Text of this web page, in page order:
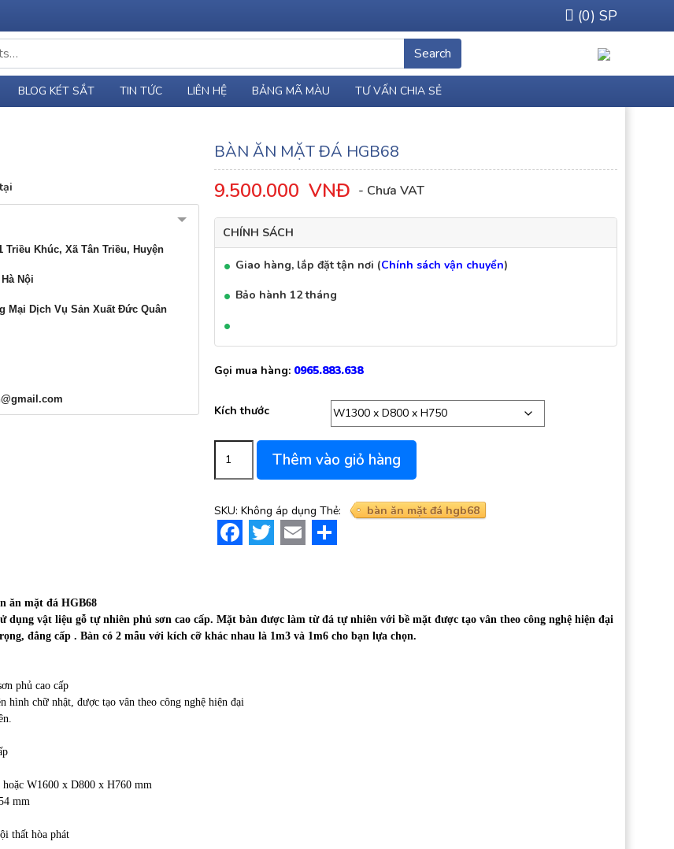
(0) SP
Search
BLOG KÉT SẮT TIN TỨC LIÊN HỆ BẢNG MÃ MÀU TƯ VẤN CHIA SẺ
BÀN ĂN MẶT ĐÁ HGB68
9.500.000 VNĐ
CHÍNH SÁCH
Giao hàng, lắp đặt tận nơi (Chính sách vận chuyển)
Bảo hành 12 tháng
Gọi mua hàng: 0965.883.638
Kích thước
Bàn ăn mặt đá HGB68 quantity
Thêm vào giỏ hàng
SKU: Không áp dụng Thẻ: bàn ăn mặt đá hgb68
Triều Khúc, Xã Tân Triều, Huyện
Nội
Mại Dịch Vụ Sản Xuất Đức Quân
ăn mặt đá HGB68
dụng vật liệu gỗ tự nhiên phủ sơn cao cấp. Mặt bàn được làm từ đá tự nhiên với bề mặt được tạo vân theo công nghệ hiện đại
đẳng cấp . Bàn có 2 mẫu với kích cỡ khác nhau là 1m3 và 1m6 cho bạn lựa chọn.
phủ cao cấp
hình chữ nhật, được tạo vân theo công nghệ hiện đại
hoặc W1600 x D800 x H760 mm
mm
thất hòa phát